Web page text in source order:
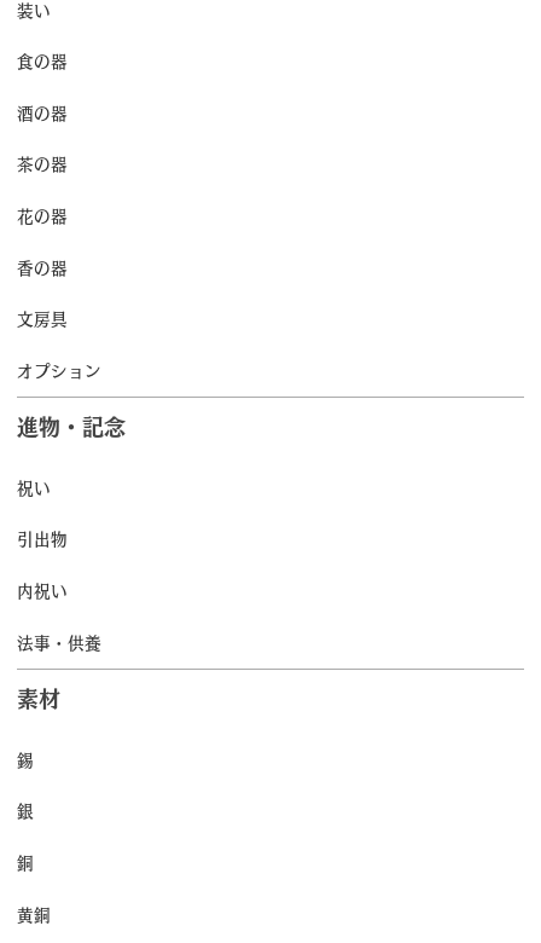
装い
食の器
酒の器
茶の器
花の器
香の器
文房具
オプション
進物・記念
祝い
引出物
内祝い
法事・供養
素材
錫
銀
銅
黄銅